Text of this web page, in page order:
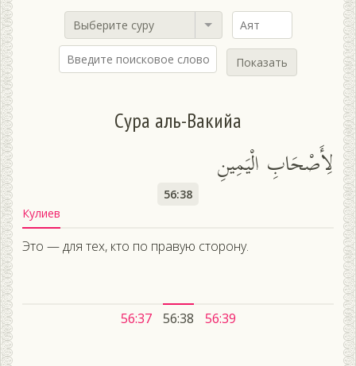
Выберите суру
Показать
Сура аль-Вакийа
لِأَصْحَابِ الْيَمِينِ
56:38
Кулиев
Это — для тех, кто по правую сторону.
56:37 56:38 56:39